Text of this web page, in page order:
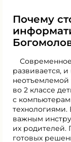
Почему
развивается,
во 2 классе
с
технологиями.
важным
их родителей.
готовых